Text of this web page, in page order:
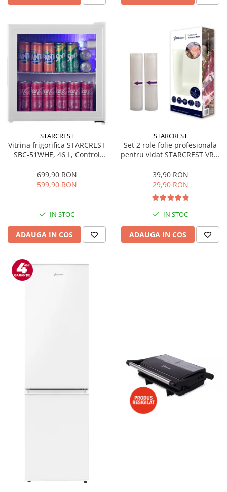
STARCREST
Vitrina frigorifica STARCREST
SBC-51WHE, 46 L, Control
48.8 cm, Alb
699,90 RON
599,90 RON
IN STOC
ADAUGA IN COS
STARCREST
Set 2 role folie profesionala
pentru vidat STARCREST VRL-
reutilizabile, sous vide,
lavabile in masina de spalat,
fara BPA, transparent
39,90 RON
29,90 RON
IN STOC
ADAUGA IN COS